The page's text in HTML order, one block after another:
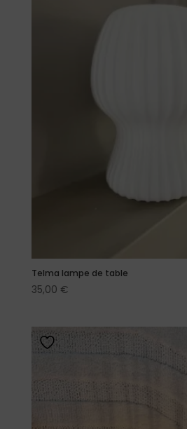
Telma lampe de table
35,00 €